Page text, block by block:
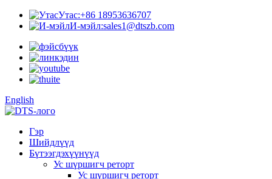
Утас:+86 18953636707
И-мэйл:sales1@dtszb.com
English
Гэр
Шийдлүүд
Бүтээгдэхүүнүүд
Ус шүршигч реторт
Ус шүршигч реторт